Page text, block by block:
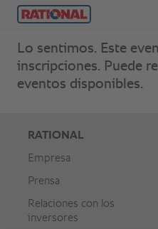
Lo sentimos. Este
inscripciones. Puede
eventos disponibles.